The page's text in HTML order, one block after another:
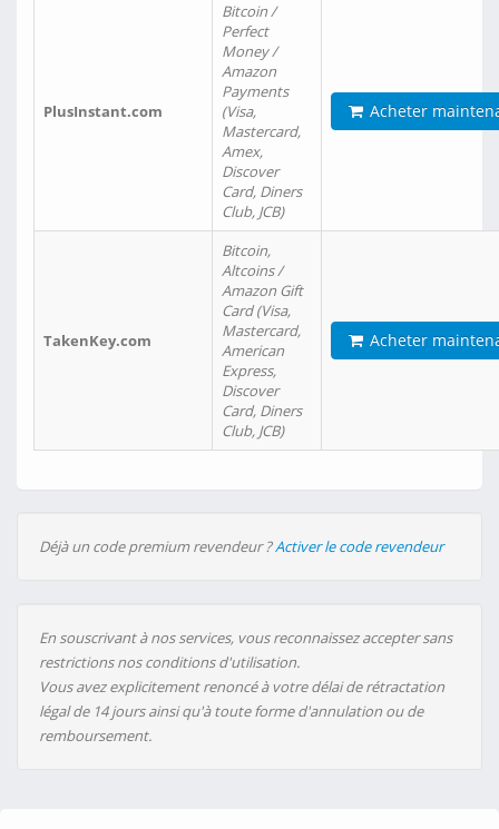
PlusInstant.com
Bitcoin /
Perfect
Money /
Amazon
Payments
(Visa,
Mastercard,
Amex,
Discover
Card, Diners
Club, JCB)
Acheter
TakenKey.com
Bitcoin,
Altcoins /
Amazon Gift
Card (Visa,
Mastercard,
American
Express,
Discover
Card, Diners
Club, JCB)
Acheter
Déjà un code premium revendeur ?Activer le code revendeur
En souscrivant à nos services, vous reconnaissez accepter sans
restrictions nos conditions d'utilisation.
Vous avez explicitement renoncé à votre délai de rétractation
légal de 14 jours ainsi qu'à toute forme d'annulation ou de
remboursement.